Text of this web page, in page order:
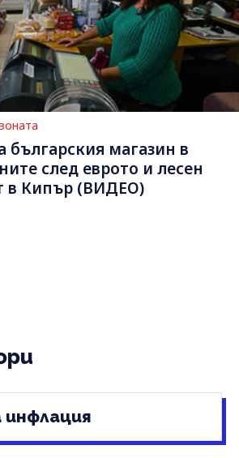
българския магазин в
след еврото и лесен
в Кипър (ВИДЕО)
инфлация